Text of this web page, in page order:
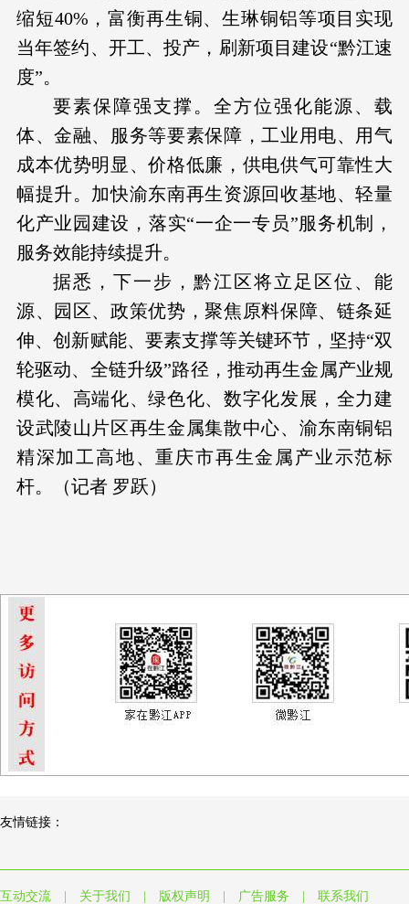
缩短40%，富衡再生铜、生琳铜铝等项目实现
当年签约、开工、投产，刷新项目建设“黔江速
度”。
要素保障强支撑。全方位强化能源、载
体、金融、服务等要素保障，工业用电、用气
成本优势明显、价格低廉，供电供气可靠性大
幅提升。加快渝东南再生资源回收基地、轻量
化产业园建设，落实“一企一专员”服务机制，
服务效能持续提升。
据悉，下一步，黔江区将立足区位、能
源、园区、政策优势，聚焦原料保障、链条延
伸、创新赋能、要素支撑等关键环节，坚持“双
轮驱动、全链升级”路径，推动再生金属产业规
模化、高端化、绿色化、数字化发展，全力建
设武陵山片区再生金属集散中心、渝东南铜铝
精深加工高地、重庆市再生金属产业示范标
杆。
（记者 罗跃）
友情链接：
互动交流 关于我们 版权声明 广告服务 联系我们